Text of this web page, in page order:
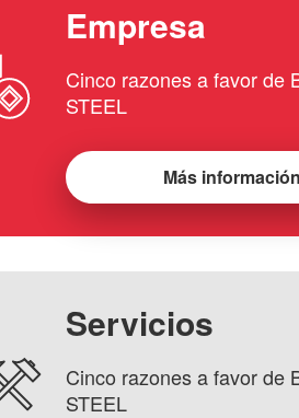
Empresa
Cinco razones a favor de
STEEL
Más
Servicios
Cinco razones a favor de
STEEL